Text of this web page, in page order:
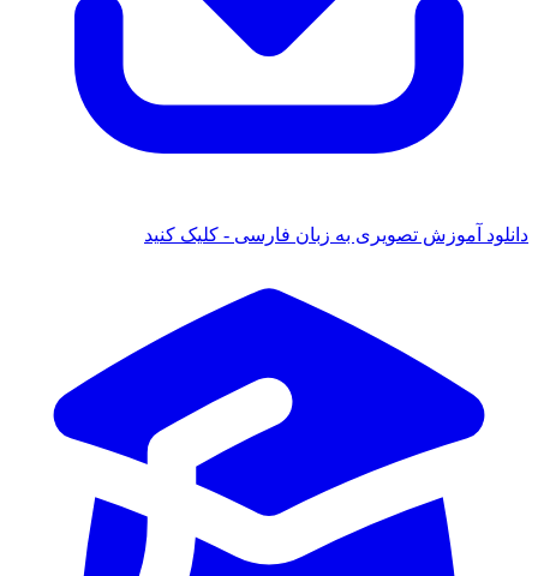
آموزش تصویری به زبان فارسی - کلیک کنید